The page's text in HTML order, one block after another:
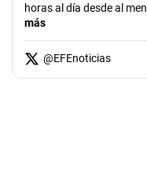
horas al día desde al
más
@EFEnoticias